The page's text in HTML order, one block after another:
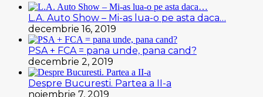
L.A. Auto Show – Mi-as lua-o pe asta daca…
decembrie 16, 2019
PSA + FCA = pana unde, pana cand?
decembrie 2, 2019
Despre Bucuresti. Partea a II-a
noiembrie 7, 2019